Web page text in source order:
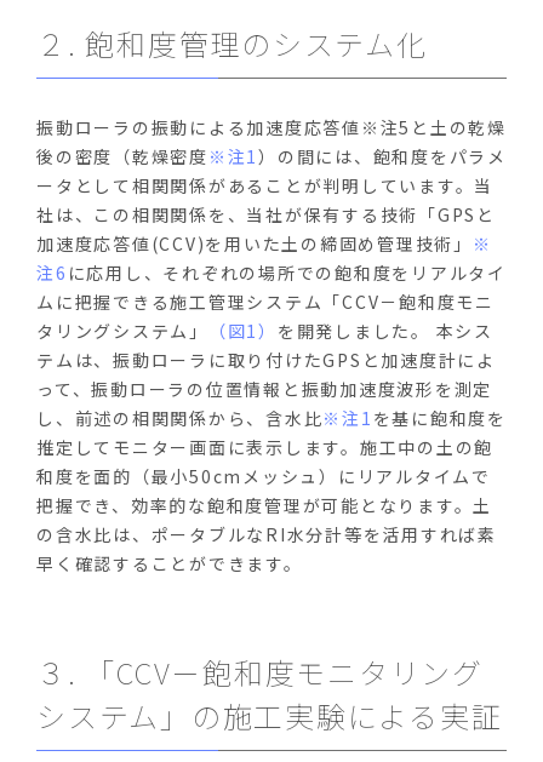
２. 飽和度管理のシステム化
振動ローラの振動による加速度応答値※注5と土の乾燥
後の密度（乾燥密度 ※注1）の間には、飽和度をパラメ
ータとして相関関係があることが判明しています。当
社は、この相関関係を、当社が保有する技術「GPSと
加速度応答値(CCV)を用いた土の締固め管理技術」
※
注6 に応用し、それぞれの場所での飽和度をリアルタイ
ムに把握できる施工管理システム「CCV－飽和度モニ
タリングシステム」
（図1） を開発しました。 本シス
テムは、振動ローラに取り付けたGPSと加速度計によ
って、振動ローラの位置情報と振動加速度波形を測定
し、前述の相関関係から、含水比※注1 を基に飽和度を
推定してモニター画面に表示します。施工中の土の飽
和度を面的（最小50cmメッシュ）にリアルタイムで
把握でき、効率的な飽和度管理が可能となります。土
の含水比は、ポータブルなRI水分計等を活用すれば素
早く確認することができます。
３. 「CCV－飽和度モニタリング
システム」の施工実験による実証